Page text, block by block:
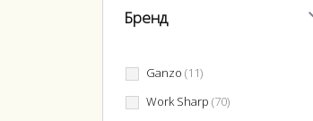
Бренд
Ganzo (11)
Work Sharp (70)